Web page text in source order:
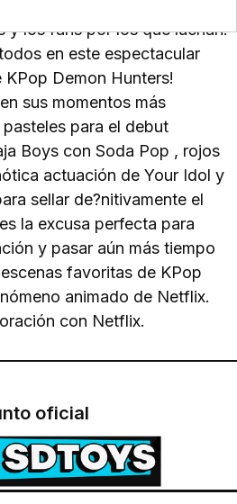
y los fans por los que luchan:
en este espectacular
Demon Hunters!
sus momentos más
para el debut
Boys con Soda Pop , rojos
actuación de Your Idol y
sellar de?nitivamente el
la excusa perfecta para
y pasar aún más tiempo
favoritas de KPop
animado de Netflix.
con Netflix.
oficial